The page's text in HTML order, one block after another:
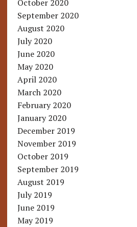
October 2020
September 2020
August 2020
July 2020
June 2020
May 2020
April 2020
March 2020
February 2020
January 2020
December 2019
November 2019
October 2019
September 2019
August 2019
July 2019
June 2019
May 2019